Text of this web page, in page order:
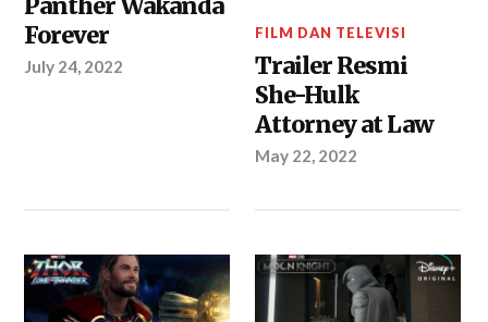
Panther Wakanda
Forever
July 24, 2022
FILM DAN TELEVISI
Trailer Resmi
She-Hulk
Attorney at Law
May 22, 2022